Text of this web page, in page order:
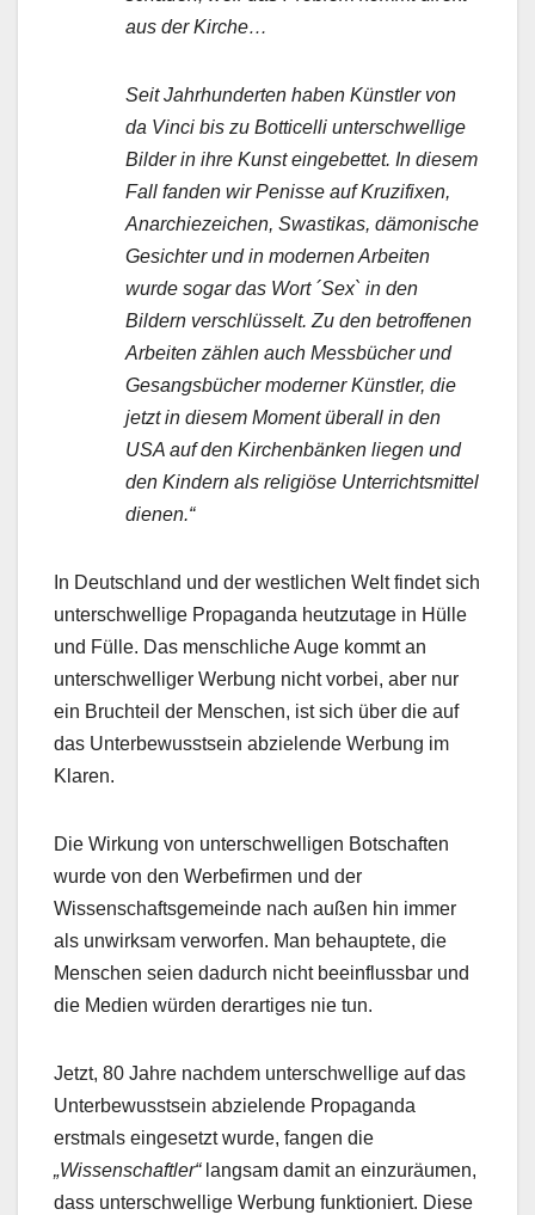
aus der Kirche…
Seit Jahrhunderten haben Künstler von
da Vinci bis zu Botticelli unterschwellige
Bilder in ihre Kunst eingebettet. In diesem
Fall fanden wir Penisse auf Kruzifixen,
Anarchiezeichen, Swastikas, dämonische
Gesichter und in modernen Arbeiten
wurde sogar das Wort ´Sex` in den
Bildern verschlüsselt. Zu den betroffenen
Arbeiten zählen auch Messbücher und
Gesangsbücher moderner Künstler, die
jetzt in diesem Moment überall in den
USA auf den Kirchenbänken liegen und
den Kindern als religiöse Unterrichtsmittel
dienen.“
In Deutschland und der westlichen Welt findet sich
unterschwellige Propaganda heutzutage in Hülle
und Fülle. Das menschliche Auge kommt an
unterschwelliger Werbung nicht vorbei, aber nur
ein Bruchteil der Menschen, ist sich über die auf
das Unterbewusstsein abzielende Werbung im
Klaren.
Die Wirkung von unterschwelligen Botschaften
wurde von den Werbefirmen und der
Wissenschaftsgemeinde nach außen hin immer
als unwirksam verworfen. Man behauptete, die
Menschen seien dadurch nicht beeinflussbar und
die Medien würden derartiges nie tun.
Jetzt, 80 Jahre nachdem unterschwellige auf das
Unterbewusstsein abzielende Propaganda
erstmals eingesetzt wurde, fangen die
„Wissenschaftler“langsam damit an einzuräumen,
dass unterschwellige Werbung funktioniert. Diese